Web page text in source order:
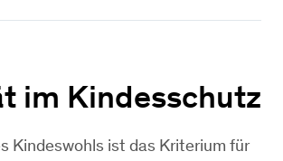
im Kindesschutz
Kindeswohls ist das Kriterium für